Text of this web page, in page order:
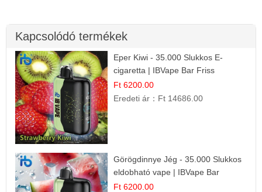
Kapcsolódó termékek
Eper Kiwi - 35.000 Slukkos E-
cigaretta | IBVape Bar Friss
Gyümölcs Ízek
Ft 6200.00
Eredeti ár： Ft 14686.00
Görögdinnye Jég - 35.000 Slukkos
eldobható vape | IBVape Bar
Frissítő Nyári Íz
Ft 6200.00